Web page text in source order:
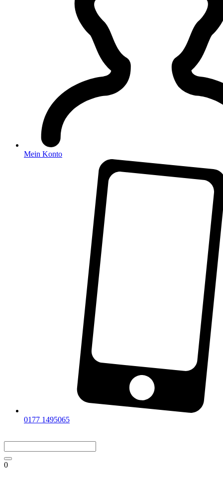
Mein Konto
0177 1495065
0